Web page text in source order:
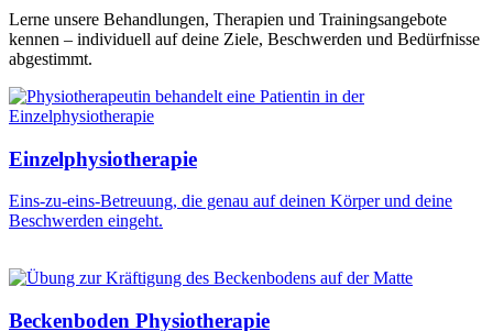
Lerne unsere Behandlungen, Therapien und Trainingsangebote
kennen – individuell auf deine Ziele, Beschwerden und Bedürfnisse
abgestimmt.
Einzelphysiotherapie
Eins-zu-eins-Betreuung, die genau auf deinen Körper und deine
Beschwerden eingeht.
Beckenboden Physiotherapie